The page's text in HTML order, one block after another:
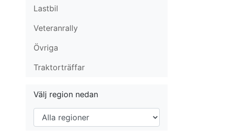
Lastbil
Veteranrally
Övriga
Traktorträffar
Välj region nedan